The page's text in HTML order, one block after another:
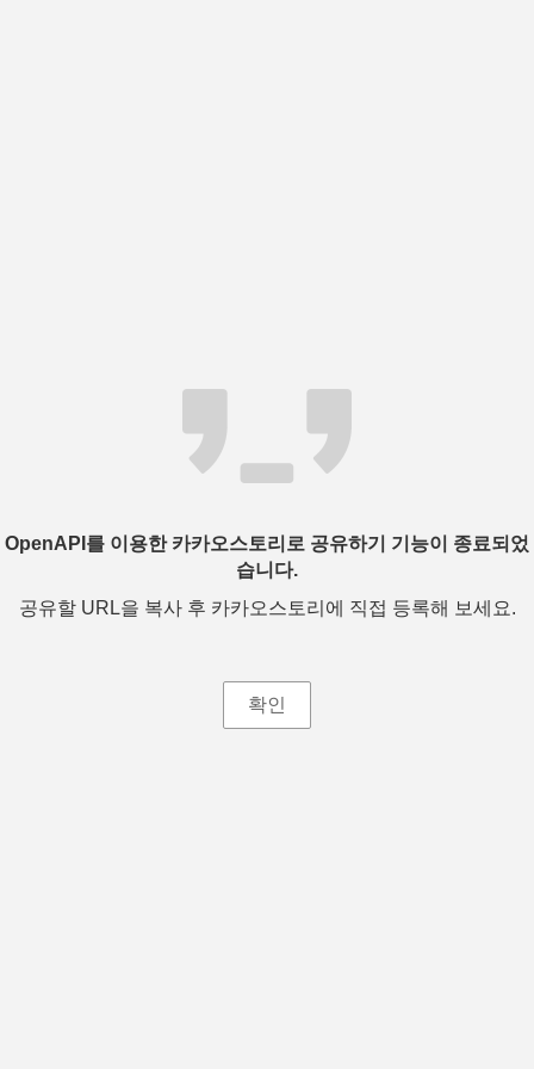
OpenAPI를 이용한 카카오스토리로 공유하기 기능이 종료되었
습니다.
공유할 URL을 복사 후 카카오스토리에 직접 등록해 보세요.
확인